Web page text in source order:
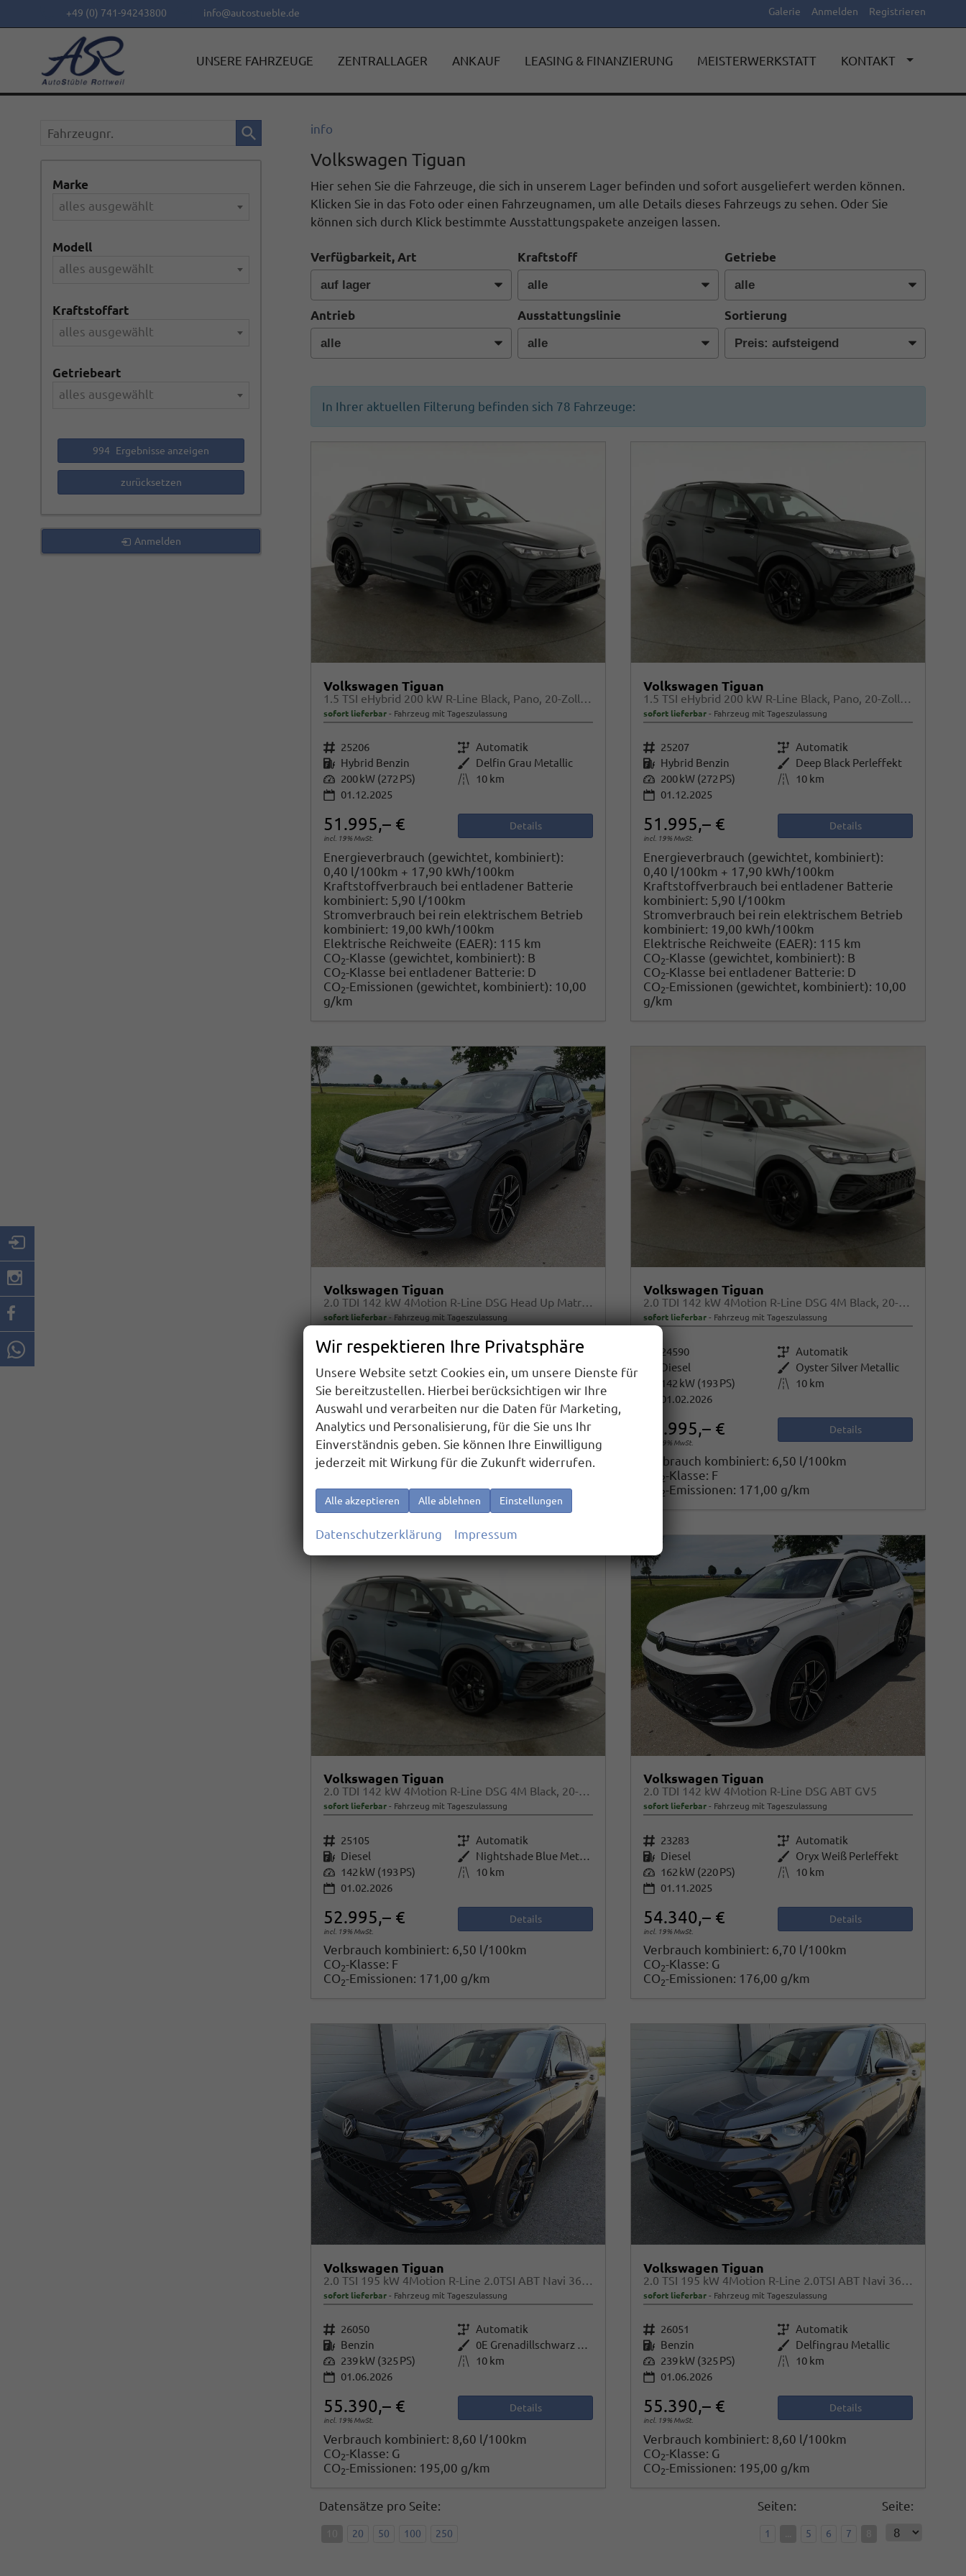
+49 (0) 741-94243800 info@autostueble.de Galerie Anmelden Registrieren
UNSERE FAHRZEUGE ZENTRALLAGER ANKAUF LEASING & FINANZIERUNG MEISTERWERKSTATT KONTAKT
info
Volkswagen Tiguan
Hier sehen Sie die Fahrzeuge, die sich in unserem Lager befinden und sofort ausgeliefert werden können.
Klicken Sie in das Foto oder einen Fahrzeugnamen, um alle Details dieses Fahrzeugs zu sehen. Oder Sie
können sich durch Klick bestimmte Ausstattungspakete anzeigen lassen.
Verfügbarkeit, Art Kraftstoff Getriebe
Antrieb Ausstattungslinie Sortierung
In Ihrer aktuellen Filterung befinden sich 78 Fahrzeuge:
Volkswagen Tiguan
1.5 TSI eHybrid 200 kW R-Line Black, Pano, 20-Zoll, AHK, AreaView
sofort lieferbar Fahrzeug mit Tageszulassung
Fahrzeugnr. 25206 GetriebeAutomatik
Kraftstoff Hybrid Benzin Außenfarbe Delfin Grau Metallic
Leistung 200 kW (272 PS) Kilometerstand
10 km
01.12.2025
51.995,– €
incl. 19% MwSt.
Details
Energieverbrauch (gewichtet, kombiniert):
0,40 l/100km + 17,90 kWh/100km
Kraftstoffverbrauch bei entladener Batterie
kombiniert: 5,90 l/100km
Stromverbrauch bei rein elektrischem Betrieb
kombiniert: 19,00 kWh/100km
Elektrische Reichweite (EAER): 115 km
CO2-Klasse (gewichtet, kombiniert): B
CO2-Klasse bei entladener Batterie: D
CO2-Emissionen (gewichtet, kombiniert): 10,00
g/km
Volkswagen Tiguan
1.5 TSI eHybrid 200 kW R-Line Black, Pano, 20-Zoll, AHK, AreaView
sofort lieferbar Fahrzeug mit Tageszulassung
Fahrzeugnr. 25207 GetriebeAutomatik
Kraftstoff Hybrid Benzin Außenfarbe Deep Black Perleffekt
Leistung 200 kW (272 PS) Kilometerstand 10 km
01.12.2025
51.995,– €
incl. 19% MwSt.
Details
Energieverbrauch (gewichtet, kombiniert):
0,40 l/100km + 17,90 kWh/100km
Kraftstoffverbrauch bei entladener Batterie
kombiniert: 5,90 l/100km
Stromverbrauch bei rein elektrischem Betrieb
kombiniert: 19,00 kWh/100km
Elektrische Reichweite (EAER): 115 km
CO2-Klasse (gewichtet, kombiniert): B
CO2-Klasse bei entladener Batterie: D
CO2-Emissionen (gewichtet, kombiniert): 10,00
g/km
Volkswagen Tiguan
2.0 TDI 142 kW 4Motion R-Line DSG Head Up Matrix GV5
sofort lieferbar Fahrzeug mit Tageszulassung
Fahrzeugnr. 21399 GetriebeAutomatik
Diesel Außenfarbe
Delfingrau Metallic
Leistung
142 kW (193 PS) Kilometerstand
01.07.2025
52.490,– €
incl. 19% MwSt.
Details
Verbrauch kombiniert:6,70 l/100km
CO -Emissionen:176,00 g/km
Volkswagen Tiguan
2.0 TDI 142 kW 4Motion R-Line DSG 4M Black, 20-Zoll, Pano, Leder, IQ.Light, AHK, Navi, Side, AreaView, Winter
sofort lieferbar Fahrzeug mit Tageszulassung
24590 GetriebeAutomatik
Diesel Außenfarbe Oyster Silver Metallic
142 kW (193 PS) Kilometerstand 10 km
01.02.2026
52.995,– €
incl. 19% MwSt.
Details
Verbrauch kombiniert: 6,50 l/100km
2-Klasse: F
2-Emissionen: 171,00 g/km
Volkswagen Tiguan
2.0 TDI 142 kW 4Motion R-Line DSG 4M Black, 20-Zoll, Pano, Leder, IQ.Light, AHK, Navi, Side, AreaView, Winter
sofort lieferbar Fahrzeug mit Tageszulassung
Fahrzeugnr. 25105 GetriebeAutomatik
Kraftstoff Diesel Außenfarbe
Nightshade Blue Metallic
Leistung 142 kW (193 PS) Kilometerstand
10 km
01.02.2026
52.995,– €
incl. 19% MwSt.
Details
Verbrauch kombiniert: 6,50 l/100km
CO2-Klasse: F
CO2-Emissionen: 171,00 g/km
Volkswagen Tiguan
2.0 TDI 142 kW 4Motion R-Line DSG ABT GV5
sofort lieferbar Fahrzeug mit Tageszulassung
Fahrzeugnr. 23283 GetriebeAutomatik
Kraftstoff Diesel Außenfarbe Oryx Weiß Perleffekt
Leistung 162 kW (220 PS) Kilometerstand 10 km
01.11.2025
54.340,– €
incl. 19% MwSt.
Details
Verbrauch kombiniert: 6,70 l/100km
CO2-Klasse: G
CO2-Emissionen: 176,00 g/km
Volkswagen Tiguan
2.0 TSI 195 kW 4Motion R-Line 2.0TSI ABT Navi 360 AHK Pano
sofort lieferbar Fahrzeug mit Tageszulassung
Fahrzeugnr. 26050 GetriebeAutomatik
Kraftstoff Benzin Außenfarbe
0E Grenadillschwarz Metallic
Leistung 239 kW (325 PS) Kilometerstand
10 km
01.06.2026
55.390,– €
incl. 19% MwSt.
Details
Verbrauch kombiniert: 8,60 l/100km
CO2-Klasse: G
CO2-Emissionen: 195,00 g/km
Volkswagen Tiguan
2.0 TSI 195 kW 4Motion R-Line 2.0TSI ABT Navi 360 AHK Pano
sofort lieferbar Fahrzeug mit Tageszulassung
Fahrzeugnr. 26051 GetriebeAutomatik
Kraftstoff Benzin Außenfarbe Delfingrau Metallic
Leistung 239 kW (325 PS) Kilometerstand 10 km
01.06.2026
55.390,– €
incl. 19% MwSt.
Details
Verbrauch kombiniert: 8,60 l/100km
CO2-Klasse: G
CO2-Emissionen: 195,00 g/km
Datensätze pro Seite:
20 50 100 250
Seite:
Seiten:
1 5 6 7
Fahrzeugnr.
Marke
alles ausgewählt
Modell
alles ausgewählt
Kraftstoffart
alles ausgewählt
Getriebeart
alles ausgewählt
994 Ergebnisse anzeigen
zurücksetzen
Anmelden
Wir respektieren Ihre Privatsphäre
Unsere Website setzt Cookies ein, um unsere Dienste für
Sie bereitzustellen. Hierbei berücksichtigen wir Ihre
Auswahl und verarbeiten nur die Daten für Marketing,
Analytics und Personalisierung, für die Sie uns Ihr
Einverständnis geben. Sie können Ihre Einwilligung
jederzeit mit Wirkung für die Zukunft widerrufen.
Alle akzeptieren Alle ablehnen Einstellungen
Datenschutzerklärung Impressum